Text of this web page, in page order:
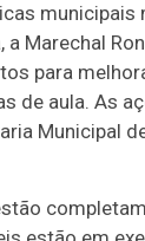
municipais
a Marechal
para
de aula. As
Municipal